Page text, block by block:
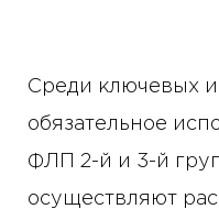
Среди ключевых
обязательное
ФЛП 2-й и 3-й
осуществляют